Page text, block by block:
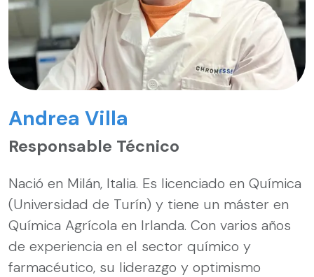
Andrea Villa
Responsable Técnico
Nació en Milán, Italia. Es licenciado en Química
(Universidad de Turín) y tiene un máster en
Química Agrícola en Irlanda. Con varios años
de experiencia en el sector químico y
farmacéutico, su liderazgo y optimismo